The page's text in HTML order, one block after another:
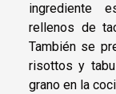
ingrediente
rellenos de
También se
risottos y
grano en la